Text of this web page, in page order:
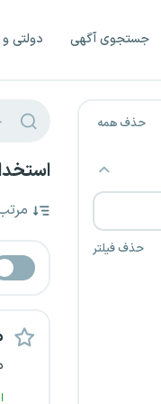
جستجوی آگهی دولتی
حذف همه
حذف فیلتر